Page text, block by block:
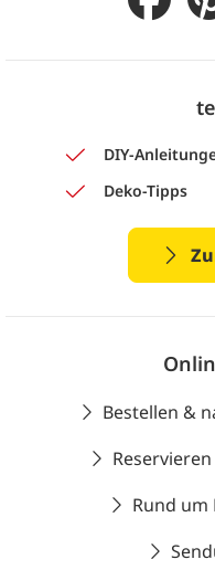
DIY-
Deko-Tipps
Bestellen &
Rund um